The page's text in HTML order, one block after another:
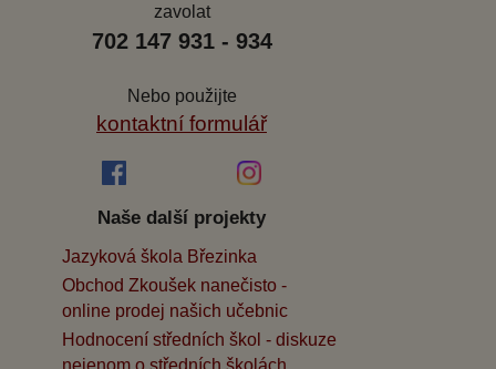
zavolat
702 147 931 - 934
Nebo použijte
kontaktní formulář
Naše další projekty
Jazyková škola Březinka
Obchod Zkoušek nanečisto -
online prodej našich učebnic
Hodnocení středních škol - diskuze
nejenom o středních školách